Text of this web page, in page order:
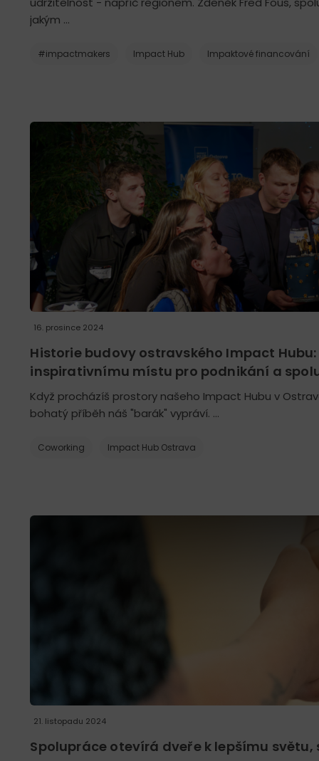
jakým …
#impactmakers Impact Hub Impaktové financování
16. prosince 2024
Historie budovy ostravského Impact
inspirativnímu místu pro podnikání a
Když procházíš prostory našeho Impact Hubu v
bohatý příběh náš "barák" vypráví. …
Coworking Impact Hub Ostrava
21. listopadu 2024
Spolupráce otevírá dveře k lepšímu